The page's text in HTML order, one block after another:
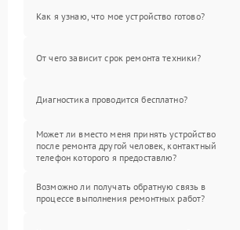
Как я узнаю, что мое устройство готово?
От чего зависит срок ремонта техники?
Диагностика проводится бесплатно?
Может ли вместо меня принять устройство
после ремонта другой человек, контактный
телефон которого я предоставлю?
Возможно ли получать обратную связь в
процессе выполнения ремонтных работ?